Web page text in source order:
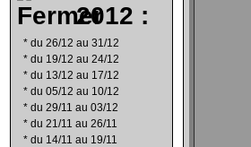
2012 :
* du 26/12 au 31/12
* du 19/12 au 24/12
* du 13/12 au 17/12
* du 05/12 au 10/12
* du 29/11 au 03/12
* du 21/11 au 26/11
* du 14/11 au 19/11